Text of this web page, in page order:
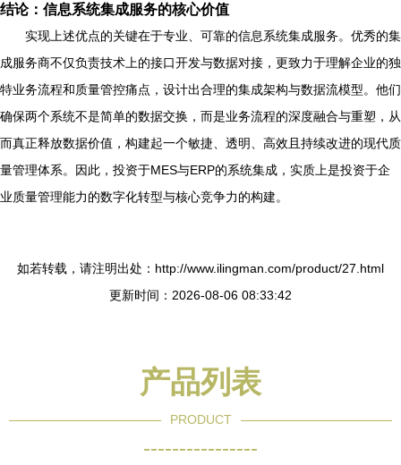
结论：信息系统集成服务的核心价值
实现上述优点的关键在于专业、可靠的信息系统集成服务。优秀的集
成服务商不仅负责技术上的接口开发与数据对接，更致力于理解企业的独
特业务流程和质量管控痛点，设计出合理的集成架构与数据流模型。他们
确保两个系统不是简单的数据交换，而是业务流程的深度融合与重塑，从
而真正释放数据价值，构建起一个敏捷、透明、高效且持续改进的现代质
量管理体系。因此，投资于MES与ERP的系统集成，实质上是投资于企
业质量管理能力的数字化转型与核心竞争力的构建。
如若转载，请注明出处：http://www.ilingman.com/product/27.html
更新时间：2026-08-06 08:33:42
产品列表
PRODUCT
----------------